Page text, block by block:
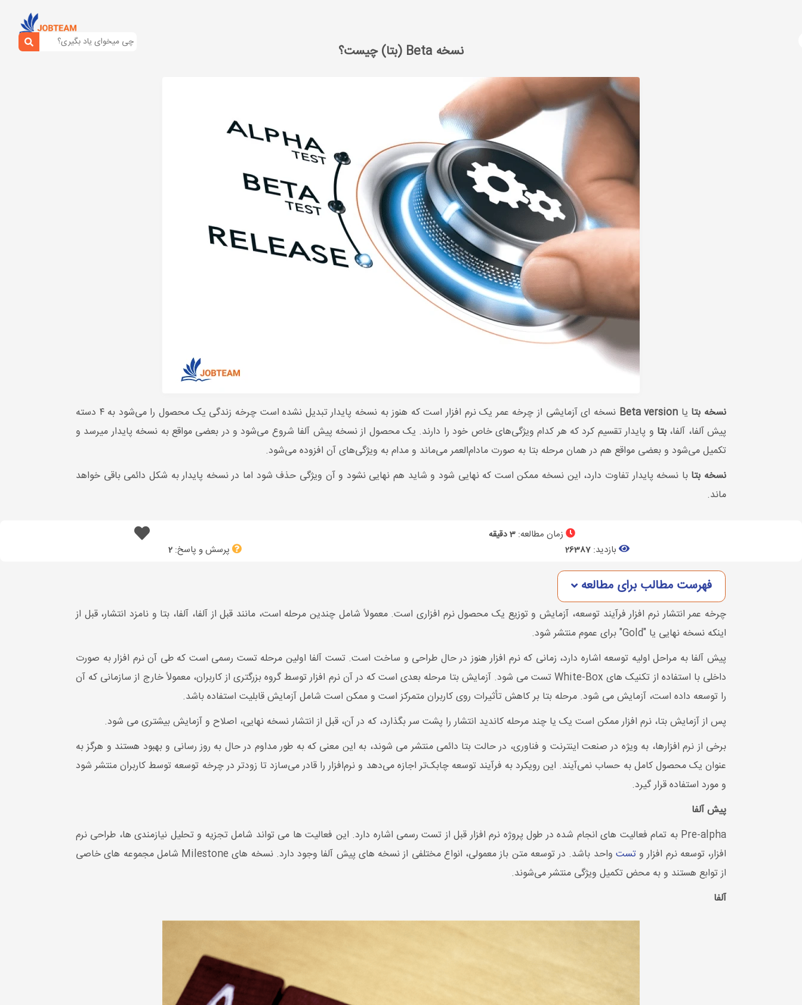
نسخه Beta (بتا) چیست؟
نسخه بتا یا Beta version
نسخه ای آزمایشی از چرخه عمر یک نرم افزار است که هنوز به نسخه پایدار تبدیل نشده است چرخه زندگی یک محصول را می‌شود به ۴ دسته
پیش آلفا، آلفا،بتا و پایدار تقسیم کرد که هر کدام ویژگی‌های خاص خود را دارند. یک محصول از نسخه پیش آلفا شروع می‌شود و در بعضی مواقع به نسخه پایدار میرسد و
تکمیل می‌شود و بعضی مواقع هم در همان مرحله بتا به صورت مادام‌العمر می‌ماند و مدام به ویژگی‌های آن افزوده می‌شود.
نسخه بتا با نسخه پایدار تفاوت دارد، این نسخه ممکن است که نهایی شود و شاید هم نهایی نشود و آن ویژگی حذف شود اما در نسخه پایدار به شکل دائمی باقی خواهد
ماند.
زمان مطالعه:3 دقیقه
بازدید:26387 پرسش و پاسخ: 2
فهرست مطالب برای مطالعه
چرخه عمر انتشار نرم افزار فرآیند توسعه، آزمایش و توزیع یک محصول نرم افزاری است. معمولاً شامل چندین مرحله است، مانند قبل از آلفا، آلفا، بتا و نامزد انتشار، قبل از
اینکه نسخه نهایی یا "Gold" برای عموم منتشر شود.
پیش آلفا به مراحل اولیه توسعه اشاره دارد، زمانی که نرم افزار هنوز در حال طراحی و ساخت است. تست آلفا اولین مرحله تست رسمی است که طی آن نرم افزار به صورت
داخلی با استفاده از تکنیک های White-Box تست می شود. آزمایش بتا مرحله بعدی است که در آن نرم افزار توسط گروه بزرگتری از کاربران، معمولاً خارج از سازمانی که آن
را توسعه داده است، آزمایش می شود. مرحله بتا بر کاهش تأثیرات روی کاربران متمرکز است و ممکن است شامل آزمایش قابلیت استفاده باشد.
پس از آزمایش بتا، نرم افزار ممکن است یک یا چند مرحله کاندید انتشار را پشت سر بگذارد، که در آن، قبل از انتشار نسخه نهایی، اصلاح و آزمایش بیشتری می شود.
برخی از نرم افزارها، به ویژه در صنعت اینترنت و فناوری، در حالت بتا دائمی منتشر می شوند، به این معنی که به طور مداوم در حال به روز رسانی و بهبود هستند و هرگز به
عنوان یک محصول کامل به حساب نمی‌آیند. این رویکرد به فرآیند توسعه چابک‌تر اجازه می‌دهد و نرم‌افزار را قادر می‌سازد تا زودتر در چرخه توسعه توسط کاربران منتشر شود
و مورد استفاده قرار گیرد.
پیش آلفا
Pre-alpha به تمام فعالیت های انجام شده در طول پروژه نرم افزار قبل از تست رسمی اشاره دارد. این فعالیت ها می تواند شامل تجزیه و تحلیل نیازمندی ها، طراحی نرم
افزار، توسعه نرم افزار وتست
واحد باشد. در توسعه متن باز معمولی، انواع مختلفی از نسخه های پیش آلفا وجود دارد. نسخه های Milestone شامل مجموعه های خاصی
از توابع هستند و به محض تکمیل ویژگی منتشر می‌شوند.
آلفا